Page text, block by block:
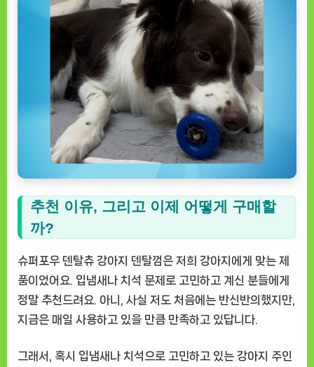
추천 이유, 그리고 이제 어떻게 구매할
까?
슈퍼포우 덴탈츄 강아지 덴탈껌은 저희 강아지에게 맞는 제
품이었어요. 입냄새나 치석 문제로 고민하고 계신 분들에게
정말 추천드려요. 아니, 사실 저도 처음에는 반신반의했지만,
지금은 매일 사용하고 있을 만큼 만족하고 있답니다.
그래서, 혹시 입냄새나 치석으로 고민하고 있는 강아지 주인